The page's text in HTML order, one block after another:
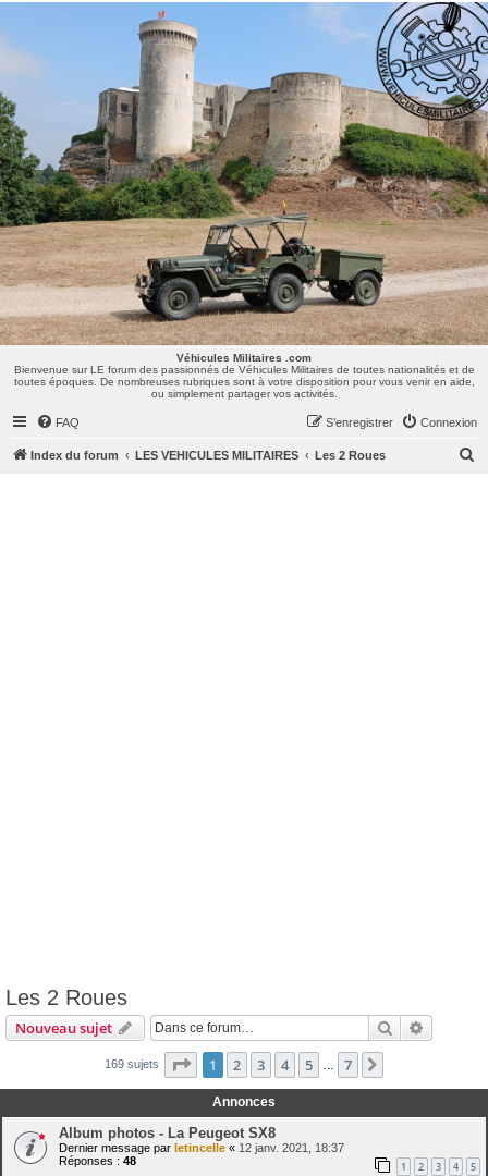
Véhicules Militaires .com
Bienvenue sur LE forum des passionnés de Véhicules Militaires de toutes nationalités et de
toutes époques. De nombreuses rubriques sont à votre disposition pour vous venir en aide,
ou simplement partager vos activités.
Véhicules Militaires .com
Bienvenue sur LE forum des passionnés de Véhicules Militaires de toutes nationalités et de
toutes époques. De nombreuses rubriques sont à votre disposition pour vous venir en aide,
ou simplement partager vos activités.
FAQ Connexion
S’enregistrer
Index du forum LES VEHICULES MILITAIRES Les 2 Roues
Les 2 Roues
Nouveau sujet Rechercher
169 sujets Page 1sur7
1 2 3 4 5 7
Annonces
Album photos - La Peugeot SX8
Dernier message par letincelle « 12 janv. 2021, 18:37
Réponses : 48 1 2 3 4 5